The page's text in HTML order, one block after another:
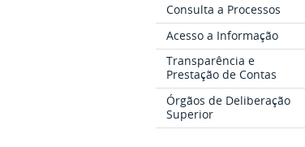
Consulta a Processos
Acesso a Informação
Transparência e
Prestação de Contas
Órgãos de Deliberação
Superior